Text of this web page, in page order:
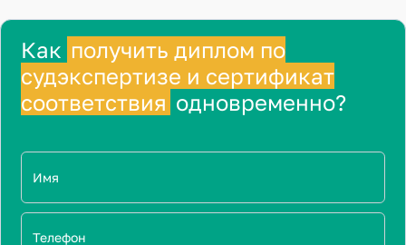
Как получить диплом по
судэкспертизе и сертификат
соответствия одновременно?